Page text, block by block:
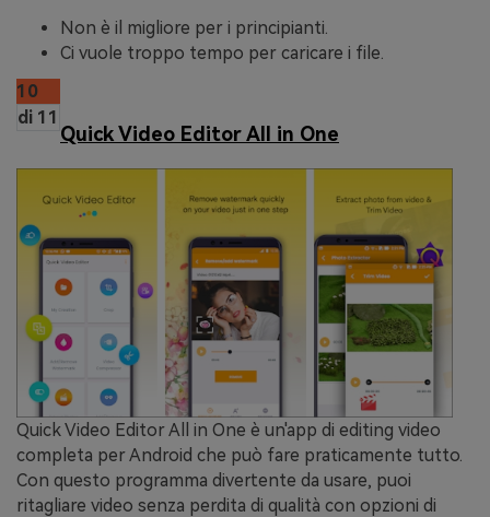
Non è il migliore per i principianti.
Ci vuole troppo tempo per caricare i file.
10
di 11
Quick Video Editor All in One
Quick Video Editor All in One è un'app di editing video
completa per Android che può fare praticamente tutto.
Con questo programma divertente da usare, puoi
ritagliare video senza perdita di qualità con opzioni di